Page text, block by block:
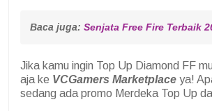
Baca juga: Senjata Free Fire Terbaik
Jika kamu ingin Top Up Diamond FF
aja ke VCGamers Marketplace ya!
sedang ada promo Merdeka Top Up